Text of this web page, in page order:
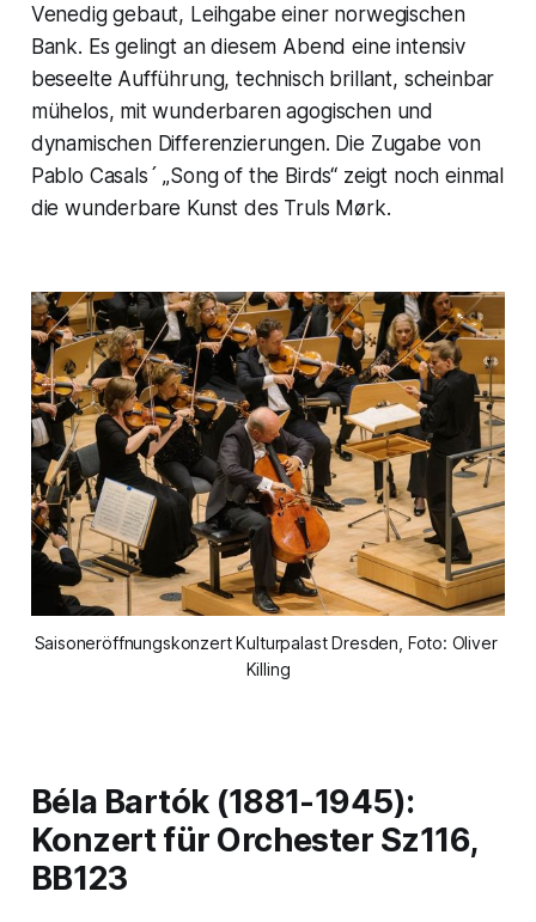
Venedig gebaut, Leihgabe einer norwegischen
Bank. Es gelingt an diesem Abend eine intensiv
beseelte Aufführung, technisch brillant, scheinbar
mühelos, mit wunderbaren agogischen und
dynamischen Differenzierungen. Die Zugabe von
Pablo Casals´ „Song of the Birds“ zeigt noch einmal
die wunderbare Kunst des Truls Mørk.
Saisoneröffnungskonzert Kulturpalast Dresden, Foto: Oliver
Killing
Béla Bartók (1881-1945):
Konzert für Orchester Sz116,
BB123